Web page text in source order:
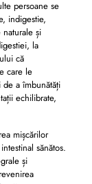
persoane se
indigestie,
și
la
că
care le
a îmbunătăți
echilibrate,
mișcărilor
sănătos.
și